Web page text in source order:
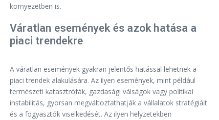
környezetben is.
Váratlan események és azok hatása a
piaci trendekre
A váratlan események gyakran jelentős hatással lehetnek a
piaci trendek alakulására. Az ilyen események, mint például
természeti katasztrófák, gazdasági válságok vagy politikai
instabilitás, gyorsan megváltoztathatják a vállalatok stratégiáit
és a fogyasztók viselkedését. Az ilyen helyzetekben